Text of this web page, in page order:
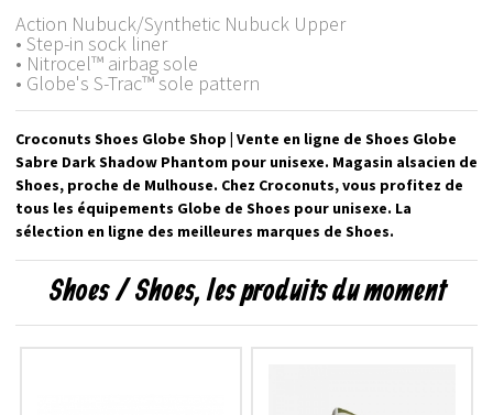
Action Nubuck/Synthetic Nubuck Upper
• Step-in sock liner
• Nitrocel™ airbag sole
• Globe's S-Trac™ sole pattern
Croconuts Shoes Globe Shop | Vente en ligne de Shoes Globe
Sabre Dark Shadow Phantom pour unisexe. Magasin alsacien de
Shoes, proche de Mulhouse. Chez Croconuts, vous profitez de
tous les équipements Globe de Shoes pour unisexe. La
sélection en ligne des meilleures marques de Shoes.
Shoes / Shoes, les produits du moment